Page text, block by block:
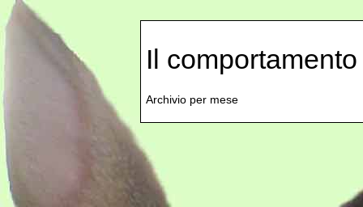
Il
Archivio per mese